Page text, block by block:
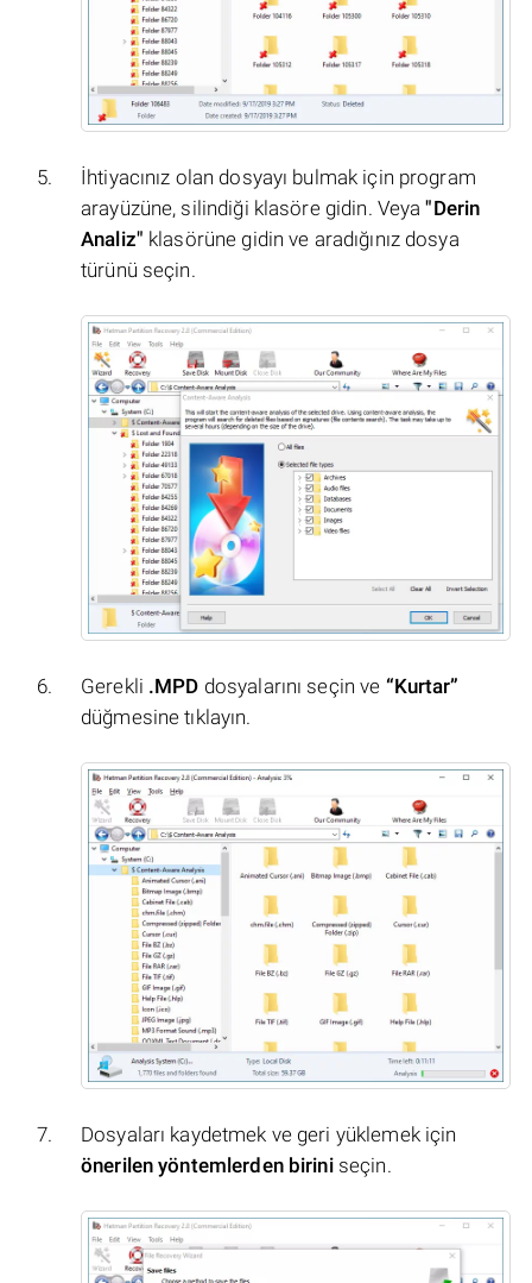
İhtiyacınız olan dosyayı bulmak için program
arayüzüne, silindiği klasöre gidin. Veya"Derin
Analiz" klasörüne gidin ve aradığınız dosya
türünü seçin.
Gerekli .MPD dosyalarını seçin ve “Kurtar”
düğmesine tıklayın.
Dosyaları kaydetmek ve geri yüklemek için
önerilen yöntemlerden biriniseçin.